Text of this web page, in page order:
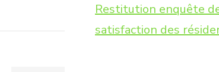
Restitution enquête
satisfaction des